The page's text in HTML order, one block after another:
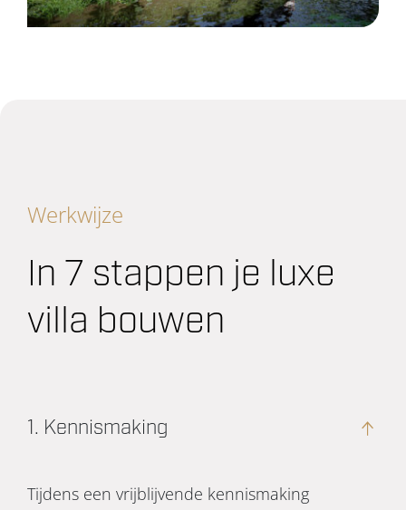
Werkwijze
In 7 stappen je luxe
villa bouwen
1. Kennismaking
Tijdens een vrijblijvende kennismaking